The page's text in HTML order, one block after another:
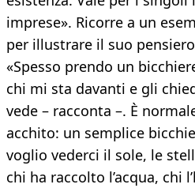
imprese». Ricorre a un
per illustrare il suo
«Spesso prendo un
chi mi sta davanti e gli
vede – racconta –. È
acchito: un semplice
voglio vederci il sole, le
chi ha raccolto l’acqua, chi